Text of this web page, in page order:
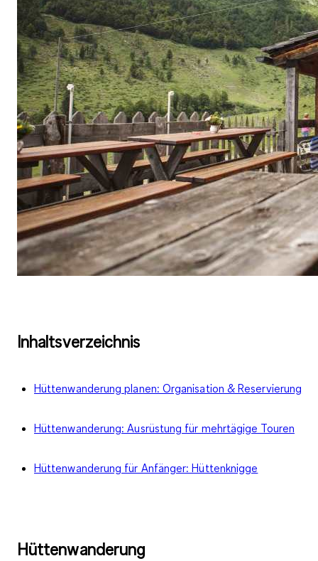
Inhaltsverzeichnis
Hüttenwanderung planen: Organisation & Reservierung
Hüttenwanderung: Ausrüstung für mehrtägige Touren
Hüttenwanderung für Anfänger: Hüttenknigge
Hüttenwanderung